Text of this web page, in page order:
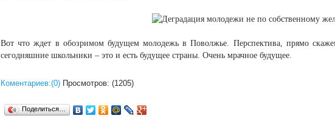
Вот что ждет в обозримом будущем молодежь в Поволжье. Перспектива, прямо
сегодняшние школьники – это и есть будущее страны. Очень мрачное будущее.
Коментариев:(0) Просмотров: (1205)
Поделиться…